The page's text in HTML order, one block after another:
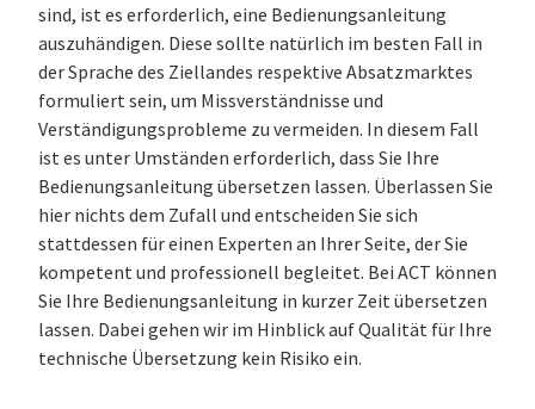
sind, ist es erforderlich, eine Bedienungsanleitung
auszuhändigen. Diese sollte natürlich im besten Fall in
der Sprache des Ziellandes respektive Absatzmarktes
formuliert sein, um Missverständnisse und
Verständigungsprobleme zu vermeiden. In diesem Fall
ist es unter Umständen erforderlich, dass Sie Ihre
Bedienungsanleitung übersetzen lassen. Überlassen Sie
hier nichts dem Zufall und entscheiden Sie sich
stattdessen für einen Experten an Ihrer Seite, der Sie
kompetent und professionell begleitet. Bei ACT können
Sie Ihre Bedienungsanleitung in kurzer Zeit übersetzen
lassen. Dabei gehen wir im Hinblick auf Qualität für Ihre
technische Übersetzung kein Risiko ein.